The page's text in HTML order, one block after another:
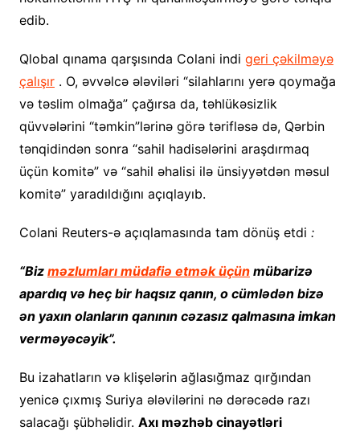
edib.
Qlobal qınama qarşısında Colani indi geri çəkilməyə
çalışır. O, əvvəlcə ələviləri “silahlarını yerə qoymağa
və təslim olmağa” çağırsa da, təhlükəsizlik
qüvvələrini “təmkin”lərinə görə tərifləsə də, Qərbin
tənqidindən sonra “sahil hadisələrini araşdırmaq
üçün komitə” və “sahil əhalisi ilə ünsiyyətdən məsul
komitə” yaradıldığını açıqlayıb.
Colani Reuters-ə açıqlamasında tam dönüş etdi :
“Biz məzlumları müdafiə etmək üçünmübarizə
apardıq və heç bir haqsız qanın, o cümlədən bizə
ən yaxın olanların qanının cəzasız qalmasına imkan
verməyəcəyik”.
Bu izahatların və klişelərin ağlasığmaz qırğından
yenicə çıxmış Suriya ələvilərini nə dərəcədə razı
salacağı şübhəlidir. Axı məzhəb cinayətləri